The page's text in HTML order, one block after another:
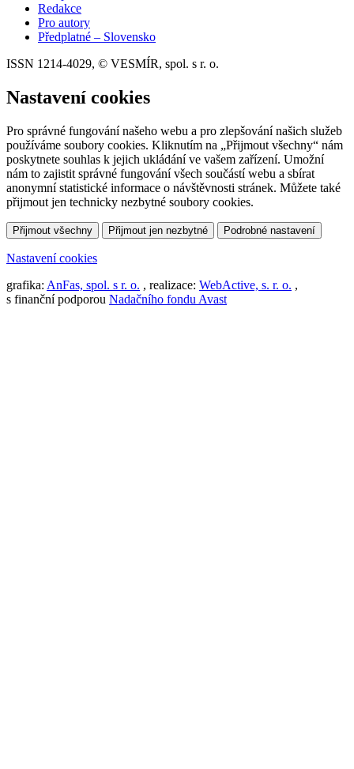
Redakce
Pro autory
Předplatné – Slovensko
ISSN 1214-4029, © VESMÍR, spol. s r. o.
Nastavení cookies
Pro správné fungování našeho webu a pro zlepšování našich služeb
používáme soubory cookies. Kliknutím na „Přijmout všechny“ nám
poskytnete souhlas k jejich ukládání ve vašem zařízení. Umožní
nám to zajistit správné fungování všech součástí webu a sbírat
anonymní statistické informace o návštěvnosti stránek. Můžete také
přijmout jen technicky nezbytné soubory cookies.
Přijmout všechny Přijmout jen nezbytné Podrobné nastavení
Nastavení cookies
grafika: AnFas, spol. s r. o. , realizace: WebActive, s. r. o. ,
s finanční podporou Nadačního fondu Avast